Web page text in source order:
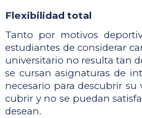
Flexibilidad total
Tanto por motivos
estudiantes de considerar
universitario no resulta tan
se cursan asignaturas de
necesario para descubrir
cubrir y no se puedan
desean.